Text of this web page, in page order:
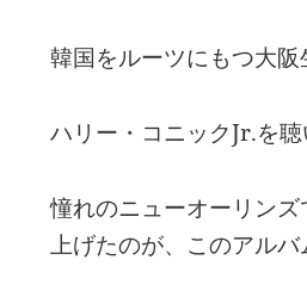
韓国をルーツにもつ大阪
ハリー・コニックJr.を
憧れのニューオーリン
上げたのが、このアルバ